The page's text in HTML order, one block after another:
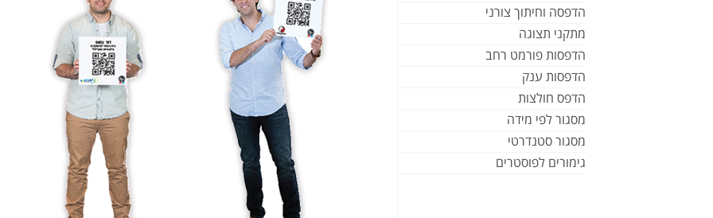
הדפסה וחיתוך צורני
מתקני תצוגה
הדפסות פורמט רחב
הדפסות ענק
הדפס חולצות
מסגור לפי מידה
מסגור סטנדרטי
גימורים לפוסטרים